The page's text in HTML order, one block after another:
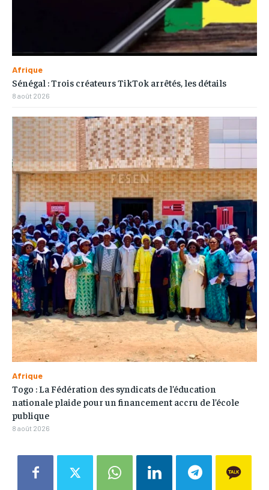
Afrique
Sénégal : Trois créateurs TikTok arrêtés, les détails
8 août 2026
Afrique
Togo : La Fédération des syndicats de l’éducation
nationale plaide pour un financement accru de l’école
publique
8 août 2026